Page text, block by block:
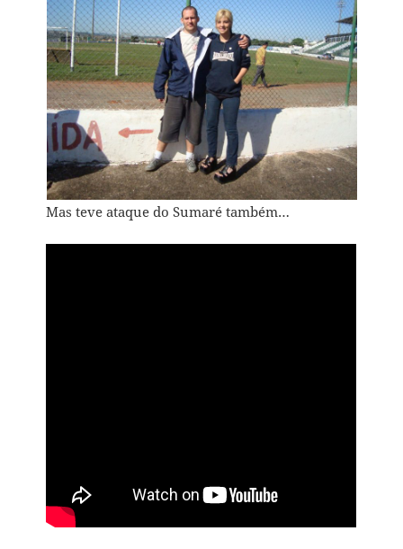
Mas teve ataque do Sumaré também…